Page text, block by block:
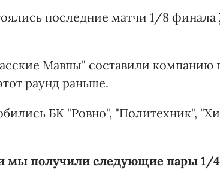
последние матчи 1/8 финала
Мавпы" составили компанию
раунд раньше.
БК "Ровно", "Политехник",
мы получили следующие пары 1/